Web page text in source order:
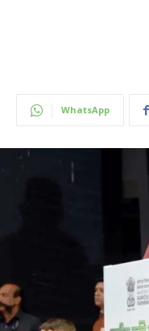
WhatsApp